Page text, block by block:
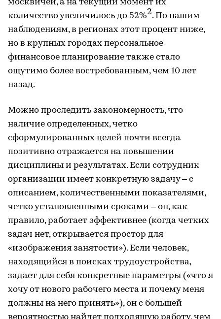
москвичей, а на текущий момент их
количество увеличилось до 52%2. По нашим
наблюдениям, в регионах этот процент ниже,
но в крупных городах персональное
финансовое планирование также стало
ощутимо более востребованным, чем 10 лет
назад.
Можно проследить закономерность, что
наличие определенных, четко
сформулированных целей почти всегда
позитивно отражается на повышении
дисциплины и результатах. Если сотрудник
организации имеет конкретную задачу – с
описанием, количественными показателями,
четко установленными сроками – он, как
правило, работает эффективнее (когда четких
задач нет, открывается простор для
«изображения занятости»). Если человек,
находящийся в поисках трудоустройства,
задает для себя конкретные параметры («что я
хочу от нового рабочего места и почему меня
должны на него принять»), он с большей
вероятностью найдет подходящую работу, чем